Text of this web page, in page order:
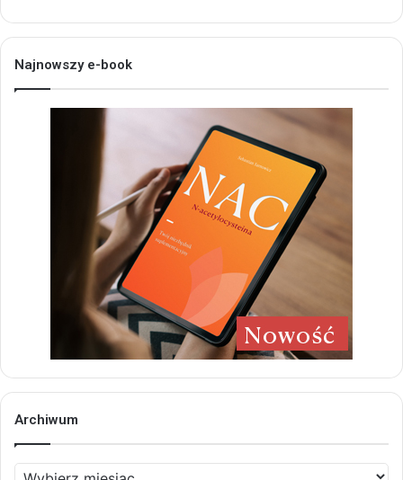
Najnowszy e-book
Archiwum
Archiwum